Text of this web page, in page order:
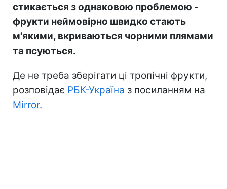
стикається з однаковою проблемою -
фрукти неймовірно швидко стають
м'якими, вкриваються чорними плямами
та псуються.
Де не треба зберігати ці тропічні фрукти,
розповідає РБК-Україна з посиланням на
Mirror.